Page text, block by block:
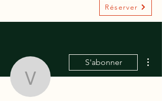
Réserver
val.dumas90
S'abonner